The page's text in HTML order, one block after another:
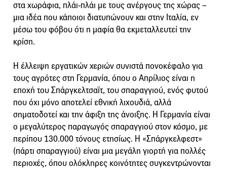
στα χωράφια, πλάι-πλάι με τους ανέργους της χώρας –
μια ιδέα που κάποιοι διατυπώνουν και στην Ιταλία, εν
μέσω του φόβου ότι η μαφία θα εκμεταλλευτεί την
κρίση.
Η έλλειψη εργατικών χεριών συνιστά πονοκέφαλο για
τους αγρότες στη Γερμανία, όπου ο Απρίλιος είναι η
εποχή του Σπάργκελτσαϊτ, του σπαραγγιού, ενός φυτού
που όχι μόνο αποτελεί εθνική λιχουδιά, αλλά
σηματοδοτεί και την άφιξη της άνοιξης. Η Γερμανία είναι
ο μεγαλύτερος παραγωγός σπαραγγιού στον κόσμο, με
περίπου 130.000 τόνους ετησίως. Η «Σπάργκελφεστ»
(πάρτι σπαραγγιού) είναι μια μεγάλη γιορτή για πολλές
περιοχές, όπου ολόκληρες κοινότητες συγκεντρώνονται